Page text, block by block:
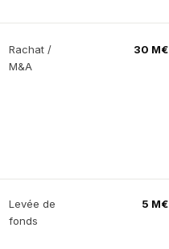
Rachat /
M&A
30 M€
Levée de
fonds
5 M€